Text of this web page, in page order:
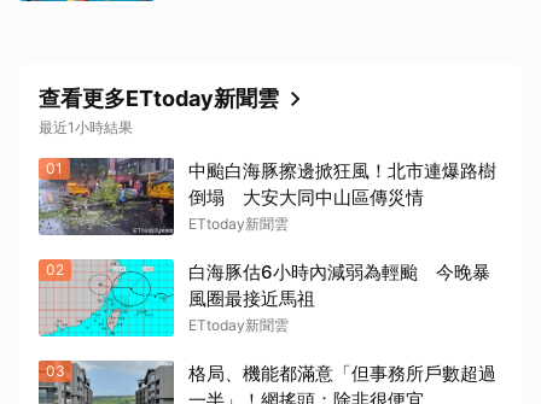
查看更多ETtoday新聞雲
最近1小時結果
01
中颱白海豚擦邊掀狂風！北市連爆路樹
倒塌 大安大同中山區傳災情
ETtoday新聞雲
02
白海豚估6小時內減弱為輕颱 今晚暴
風圈最接近馬祖
ETtoday新聞雲
03
格局、機能都滿意「但事務所戶數超過